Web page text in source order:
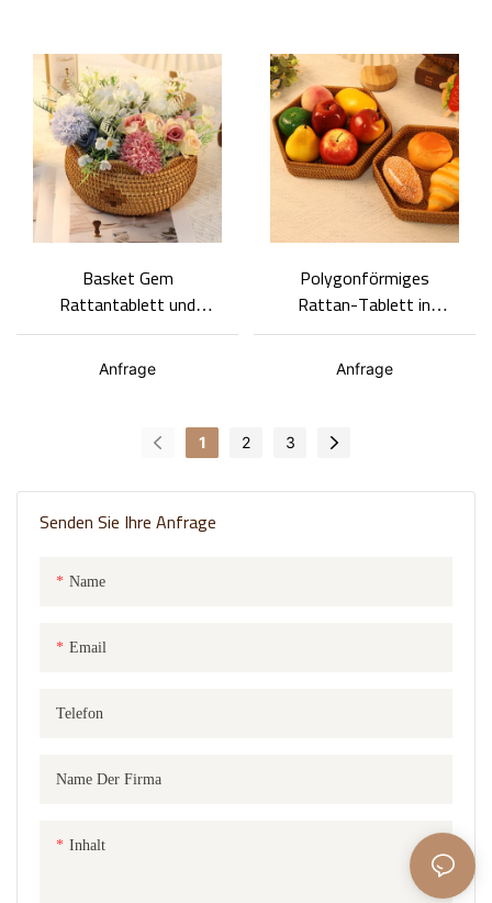
Senden Sie Ihre Anfrage
Name
Email
Telefon
Name Der Firma
Inhalt
Basket Gem
Rattantablett und
Obstkorb mit
Glückstasche und
einzigartigem Design
Anfrage
Polygonförmiges
Rattan-Tablett in
verschiedenen Größen -
Aufbewahrung, Snacks
und Obsttablett-Korb
Anfrage
1 2 3